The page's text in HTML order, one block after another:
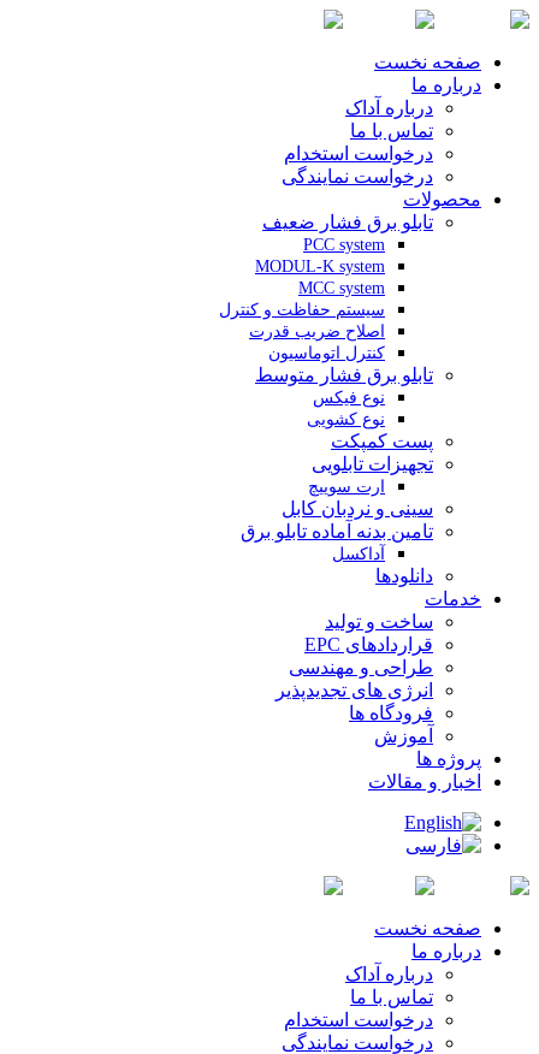
صفحه نخست
درباره ما
درباره آداک
تماس با ما
درخواست استخدام
درخواست نمایندگی
محصولات
تابلو برق فشار ضعیف
PCC system
MODUL-K system
MCC system
سیستم حفاظت و کنترل
اصلاح ضریب قدرت
کنترل اتوماسیون
تابلو برق فشار متوسط
نوع فیکس
نوع کشویی
پست کمپکت
تجهیزات تابلویی
ارت سوییچ
سینی و نردبان کابل
تامین بدنه آماده تابلو برق
آداکسل
دانلودها
خدمات
ساخت و تولید
قراردادهای EPC
طراحی و مهندسی
انرژی های تجدیدپذیر
فرودگاه ها
آموزش
پروژه ها
اخبار و مقالات
صفحه نخست
درباره ما
درباره آداک
تماس با ما
درخواست استخدام
درخواست نمایندگی